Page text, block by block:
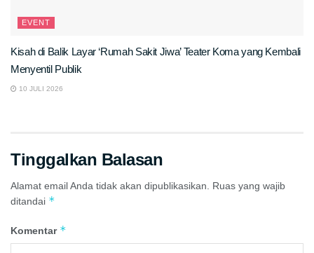
EVENT
Kisah di Balik Layar ‘Rumah Sakit Jiwa’ Teater Koma yang Kembali
Menyentil Publik
10 JULI 2026
Tinggalkan Balasan
Alamat email Anda tidak akan dipublikasikan.
Ruas yang wajib
ditandai *
Komentar *